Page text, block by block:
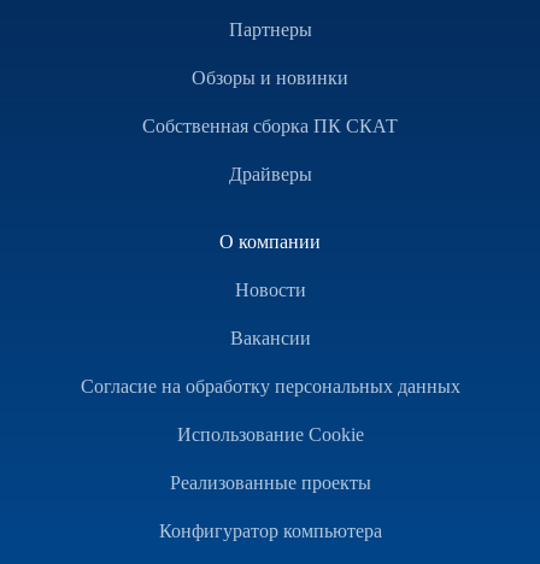
Партнеры
Обзоры и новинки
Собственная сборка ПК СКАТ
Драйверы
О компании
Новости
Вакансии
Согласие на обработку персональных данных
Использование Cookie
Реализованные проекты
Конфигуратор компьютера